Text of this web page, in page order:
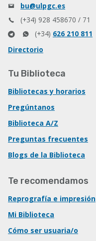
bu@ulpgc.es
(+34) 928 458670 / 71
(+34) 626 210 811
Directorio
Tu Biblioteca
Bibliotecas y horarios
Pregúntanos
Biblioteca A/Z
Preguntas frecuentes
Blogs de la Biblioteca
Te recomendamos
Reprografía e impresión
Mi Biblioteca
Cómo ser usuaria/o